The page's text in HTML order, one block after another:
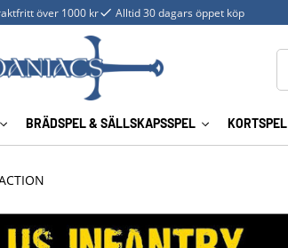
över 1000 kr Alltid 30 dagars öppet köp
BRÄDSPEL & SÄLLSKAPSSPEL KORTSPEL